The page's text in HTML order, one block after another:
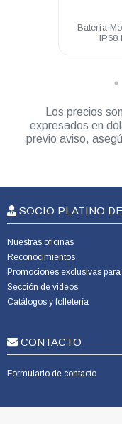
Batería
IP68
Los precios
expresados en
previo aviso,
SOCIO PLATINO
Nuestras oficinas
Reconocimientos
Promociones exclusivas
Sección de videos
Catálogos y folletería
CONTACTO
Formulario de contacto